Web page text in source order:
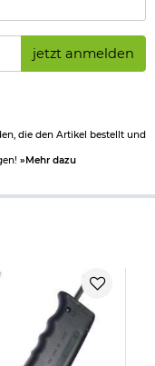
jetzt anmelden
die den Artikel bestellt und
»Mehr dazu